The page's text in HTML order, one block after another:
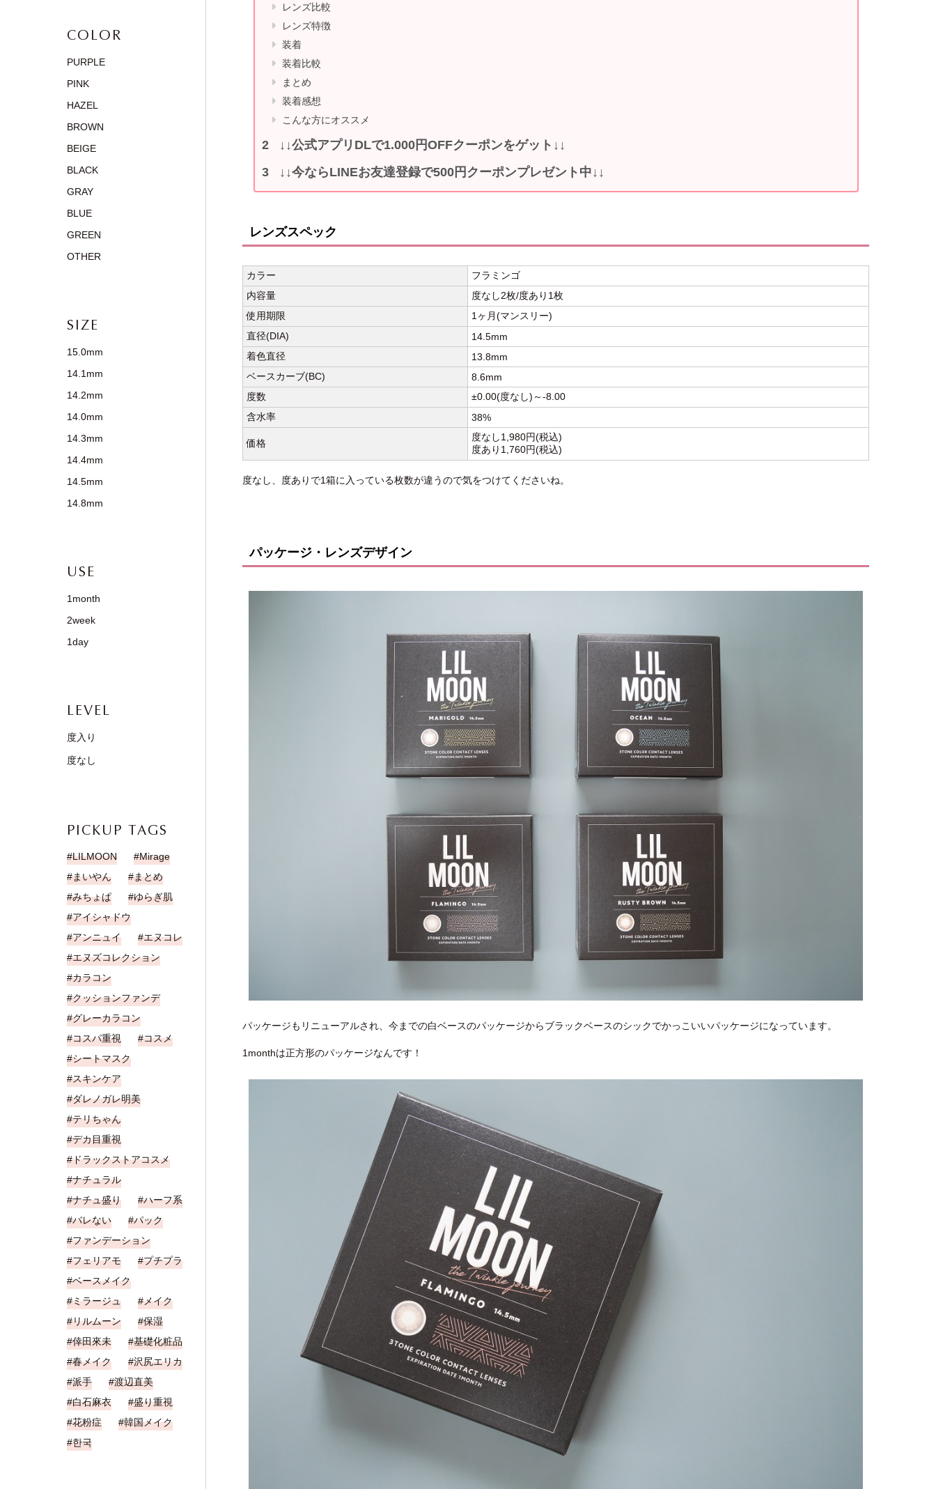
レンズ比較
レンズ特徴
装着
装着比較
まとめ
装着感想
こんな方にオススメ
↓↓公式アプリDLで1.000円OFFクーポンをゲット↓↓
↓↓今ならLINEお友達登録で500円クーポンプレゼント中↓↓
レンズスペック
カラー
フラミンゴ
内容量
度なし2枚/度あり1枚
使用期限
1ヶ月(マンスリー)
直径(DIA)
14.5mm
着色直径
13.8mm
ベースカーブ(BC)
8.6mm
度数
±0.00(度なし)～-8.00
含水率
38%
価格
度なし1,980円(税込)
度あり1,760円(税込)
度なし、度ありで1箱に入っている枚数が違うので気をつけてくださいね。
パッケージ・レンズデザイン
パッケージもリニューアルされ、今までの白ベースのパッケージからブラックベースのシックでかっこいいパッケージになっています。
1monthは正方形のパッケージなんです！
COLOR
PURPLE
PINK
HAZEL
BROWN
BEIGE
BLACK
GRAY
BLUE
GREEN
OTHER
SIZE
15.0mm
14.1mm
14.2mm
14.0mm
14.3mm
14.4mm
14.5mm
14.8mm
USE
1month
2week
1day
LEVEL
度入り
度なし
PICKUP TAGS
LILMOON
Mirage
まいやん
まとめ
みちょぱ
ゆらぎ肌
アイシャドウ
アンニュイ
エヌコレ
エヌズコレクション
カラコン
クッションファンデ
グレーカラコン
コスパ重視
コスメ
シートマスク
スキンケア
ダレノガレ明美
テリちゃん
デカ目重視
ドラックストアコスメ
ナチュラル
ナチュ盛り
ハーフ系
バレない
パック
ファンデーション
フェリアモ
プチプラ
ベースメイク
ミラージュ
メイク
リルムーン
保湿
倖田來未
基礎化粧品
春メイク
沢尻エリカ
派手
渡辺直美
白石麻衣
盛り重視
花粉症
韓国メイク
한국